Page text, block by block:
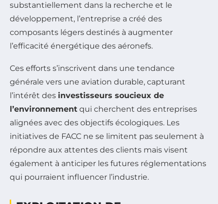
substantiellement dans la recherche et le
développement, l’entreprise a créé des
composants légers destinés à augmenter
l’efficacité énergétique des aéronefs.
Ces efforts s’inscrivent dans une tendance
générale vers une aviation durable, capturant
l’intérêt des investisseurs soucieux de
l’environnement qui cherchent des entreprises
alignées avec des objectifs écologiques. Les
initiatives de FACC ne se limitent pas seulement à
répondre aux attentes des clients mais visent
également à anticiper les futures réglementations
qui pourraient influencer l’industrie.